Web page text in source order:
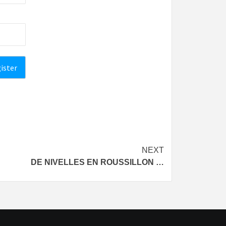
NEXT
DE NIVELLES EN ROUSSILLON …